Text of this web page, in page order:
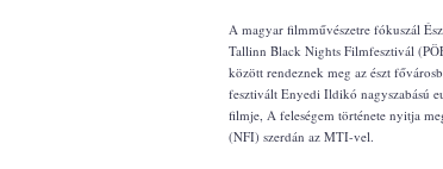
A magyar filmművészetre fókuszál
Tallinn Black Nights Filmfesztivál
között rendeznek meg az észt
fesztivált Enyedi Ildikó nagyszabású
filmje, A feleségem története nyitja
(NFI) szerdán az MTI-vel.